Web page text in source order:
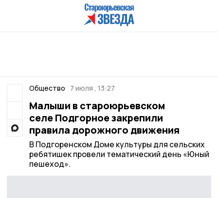
Общество 7 июля , 13:27
Малыши в староюрьевском
селе Подгорное закрепили
правила дорожного движения
В Подгоренском Доме культуры для сельских
ребятишек провели тематический день «Юный
пешеход».